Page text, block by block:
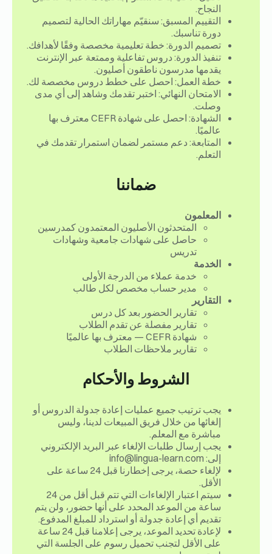
النجاح.
التقييم المسبق: سنقيّم مهاراتك الحالية لتصميم
دورة تناسبك.
تصميم الدورة: خطة تعليمية مخصصة وفقًا لأهدافك.
تنفيذ الدورة: دروس تفاعلية وممتعة عبر الإنترنت
يقدمها مدرسون ناطقون أصليون.
خطة العمل: احصل على خطط دروس مخصصة لك.
الامتحان النهائي: اختبر تقدمك وشاهد إلى أي مدى
وصلت.
الشهادة: احصل على شهادة CEFR معترف بها
عالميًا.
المتابعة: دعم مستمر لضمان استمرار تقدمك في
التعلم.
ضماننا
المعلمون
المتحدثون الأصليون المعتمدون كمدرسين
حاصل على شهادات جامعية وشهادات
تدريس
الخدمة
خدمة عملاء من الدرجة الأولى
مدير حساب مخصص لكل طالب
التقارير
تقارير الحضور بعد كل درس
تقارير مفصلة عن تقدم الطلاب
شهادة CEFR — معترف بها عالميًا
تقارير ملاحظات الطلاب
الشروط والأحكام
يجب ترتيب جميع عمليات إعادة جدولة الدروس أو
إلغائها من خلال فريق المبيعات لدينا، وليس
مباشرة مع المعلم.
يجب إرسال طلبات الإلغاء عبر البريد الإلكتروني
إلى: info@lingua-learn.com
لإلغاء حصة، يرجى إخطارنا قبل 24 ساعة على
الأقل.
سيتم اعتبار الإلغاءات التي تتم قبل أقل من 24
ساعة من الموعد المحدد على أنها حضور، ولن يتم
تقديم أي إعادة جدولة أو استرداد للمبلغ المدفوع.
لإعادة تحديد الموعد، يرجى إعلامنا قبل 24 ساعة
على الأقل لتجنب تحميل رسوم على الجلسة التي